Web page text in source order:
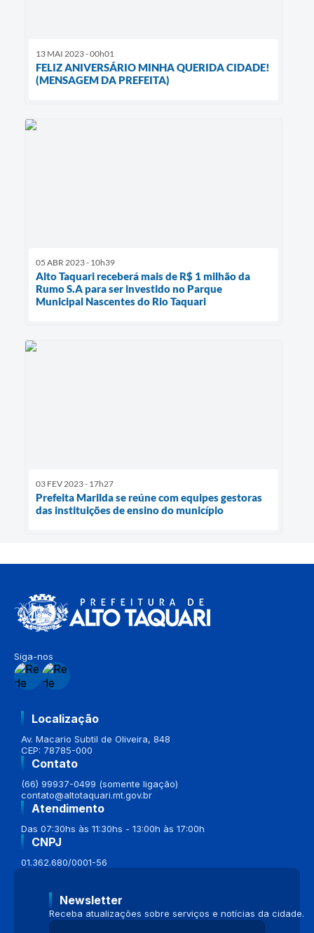
13 MAI 2023 - 00h01
FELIZ ANIVERSÁRIO MINHA QUERIDA CIDADE!
(MENSAGEM DA PREFEITA)
05 ABR 2023 - 10h39
Alto Taquari receberá mais de R$ 1 milhão da
Rumo S.A para ser investido no Parque
Municipal Nascentes do Rio Taquari
03 FEV 2023 - 17h27
Prefeita Marilda se reúne com equipes gestoras
das instituições de ensino do município
Siga-nos
Localização
Av. Macario Subtil de Oliveira, 848
CEP: 78785-000
Contato
(66) 99937-0499 (somente ligação)
contato@altotaquari.mt.gov.br
Atendimento
Das 07:30hs às 11:30hs - 13:00h às 17:00h
CNPJ
01.362.680/0001-56
Newsletter
Receba atualizações sobre serviços e notícias da cidade.